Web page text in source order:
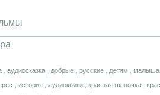
аудиосказка добрые русские детям
история аудиокниги красная шапочка